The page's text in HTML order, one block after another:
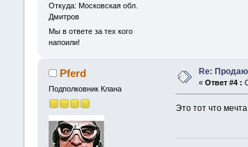
Откуда: Московская обл.
Дмитров
Мы в ответе за тех кого
напоили!
Pferd
Подполковник Клана
Re:
« Ответ #4 :
Это тот что